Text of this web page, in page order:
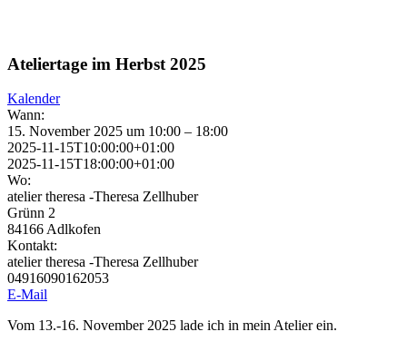
Ateliertage im Herbst 2025
Kalender
Wann:
15. November 2025 um 10:00 – 18:00
2025-11-15T10:00:00+01:00
2025-11-15T18:00:00+01:00
Wo:
atelier theresa -Theresa Zellhuber
Grünn 2
84166 Adlkofen
Kontakt:
atelier theresa -Theresa Zellhuber
04916090162053
E-Mail
Vom 13.-16. November 2025 lade ich in mein Atelier ein.